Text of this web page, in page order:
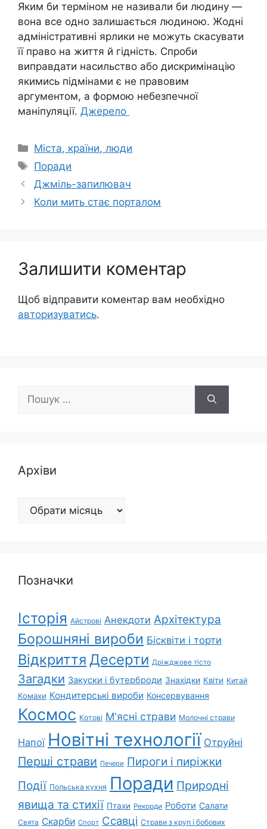
Яким би терміном не називали би людину —
вона все одно залишається людиною. Жодні
адміністративні ярлики не можуть скасувати
її право на життя й гідність. Спроби
виправдати насильство або дискримінацію
якимись підмінами є не правовим
аргументом, а формою небезпечної
маніпуляції. Джерело
Категорії
Міста, країни, люди
Позначки
Поради
Джміль-запилювач
Коли мить стає порталом
Залишити коментар
Щоб відправити коментар вам необхідно
авторизуватись.
Архіви
Архіви
Позначки
Історія Айстрові Анекдоти Архітектура
Борошняні вироби Бісквіти і торти
Відкриття Десерти Дріжджове тісто
Загадки Закуски і бутерброди Знахідки Квіти Китай
Комахи Кондитерські вироби Консервування
Космос Котові М'ясні страви Молочні страви
Напої Новітні технології Отруйні
Перші страви Печери Пироги і пиріжки
Події Польська кухня Поради Природні
явища та стихії Птахи Рекорди Роботи Салати
Свята Скарби Спорт Ссавці Страви з круп і бобових